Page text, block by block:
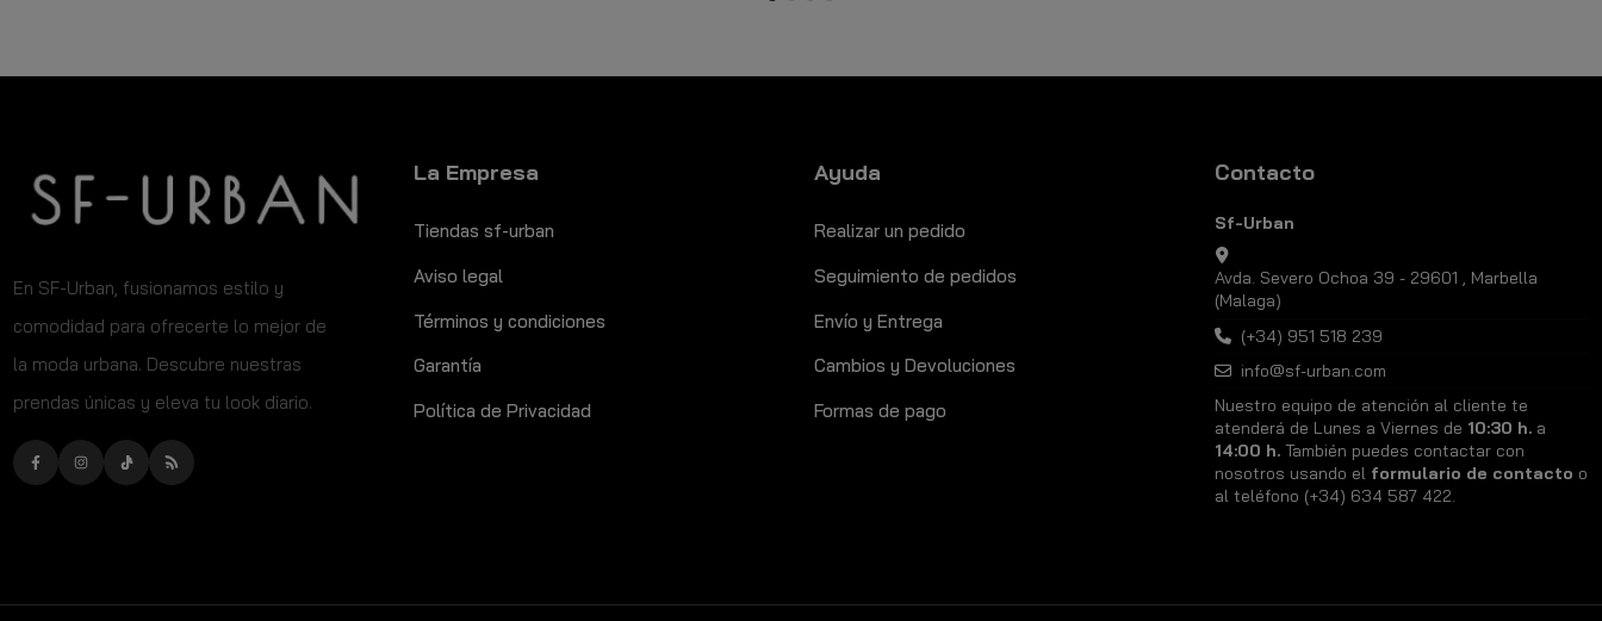
​En SF-Urban, fusionamos estilo y
comodidad para ofrecerte lo mejor de
la moda urbana. Descubre nuestras
prendas únicas y eleva tu look diario.
La Empresa
Tiendas sf-urban
Aviso legal
Términos y condiciones
Garantía
Política de Privacidad
Ayuda
Realizar un pedido
Seguimiento de pedidos
Envío y Entrega
Cambios y Devoluciones
Formas de pago
Contacto
Sf-Urban
Avda. Severo Ochoa 39 - 29601 , Marbella
(Malaga)
(+34) 951 518 239
info@sf-urban.com
Nuestro equipo de atención al cliente te
atenderá de Lunes a Viernes de 10:30 h.a
14:00 h.También puedes contactar con
nosotros usando el formulario de contacto o
al teléfono (+34) 634 587 422.